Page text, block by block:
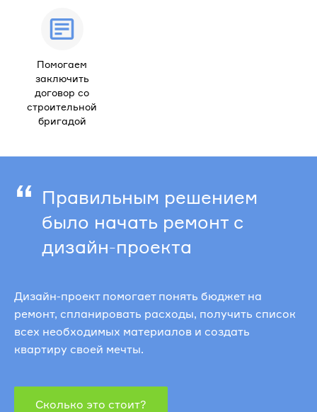
Помогаем
заключить
договор со
строительной
бригадой
“ Правильным решением
было начать ремонт с
дизайн-проекта
Дизайн-проект помогает понять бюджет на
ремонт, спланировать расходы, получить список
всех необходимых материалов и создать
квартиру своей мечты.
Сколько это стоит?